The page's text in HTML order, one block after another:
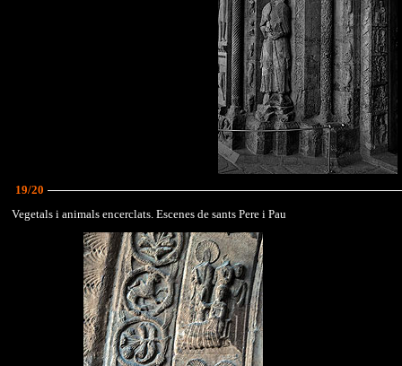
19/20
Vegetals i animals encerclats. Escenes de sants Pere i Pau